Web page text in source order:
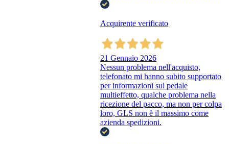
Acquirente verificato
21 Gennaio 2026
Nessun problema nell'acquisto,
telefonato mi hanno subito supportato
per informazioni sul pedale
multieffetto, qualche problema nella
ricezione del pacco, ma non per colpa
loro, GLS non è il massimo come
azienda spedizioni.